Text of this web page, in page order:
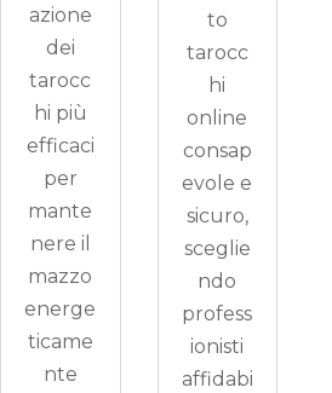
azione
dei
tarocc
hi più
efficaci
per
mante
nere il
mazzo
energe
ticame
nte
to
tarocc
hi
online
consap
evole e
sicuro,
sceglie
ndo
profess
ionisti
affidabi